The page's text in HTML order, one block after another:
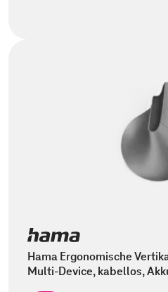
Hama Ergonomische
Multi-Device, kabellos,